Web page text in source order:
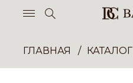
ГЛАВНАЯ КАТАЛОГ